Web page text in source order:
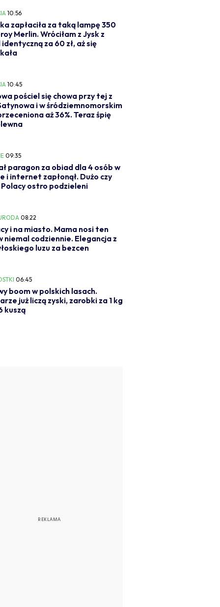
10:56
zapłaciła za taką lampę 350
Merlin. Wróciłam z Jysk z
za 60 zł, aż się
10:45
pościel się chowa przy tej z
i w śródziemnomorskim
aż 36%. Teraz śpię
09:35
paragon za obiad dla 4 osób w
i internet zapłonął. Dużo czy
Polacy ostro podzieleni
08:22
i na miasto. Mama nosi ten
niemal codziennie. Elegancja z
luzu za bezcen
06:45
boom w polskich lasach.
już liczą zyski, zarobki za 1 kg
kuszą